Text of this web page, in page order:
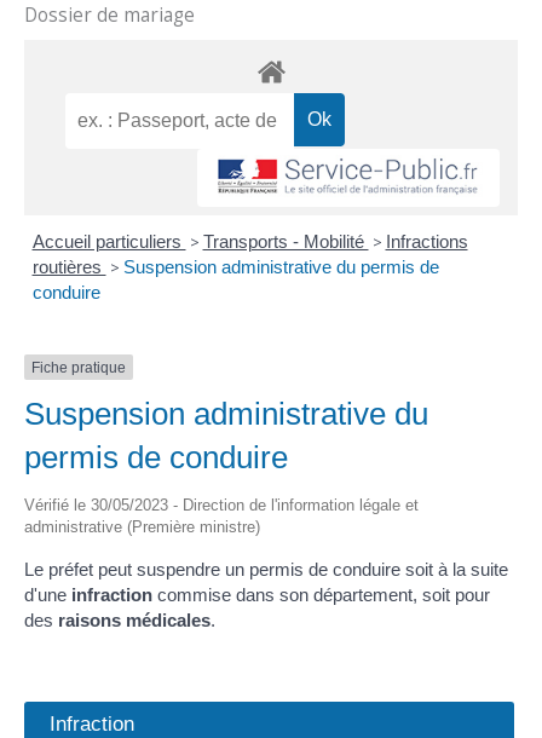
Dossier de mariage
Accueil particuliers > Transports - Mobilité > Infractions
routières > Suspension administrative du permis de
conduire
Fiche pratique
Suspension administrative du
permis de conduire
Vérifié le 30/05/2023 - Direction de l'information légale et
administrative (Première ministre)
Le préfet peut suspendre un permis de conduire soit à la suite
d'une infraction commise dans son département, soit pour
des raisons médicales.
Infraction